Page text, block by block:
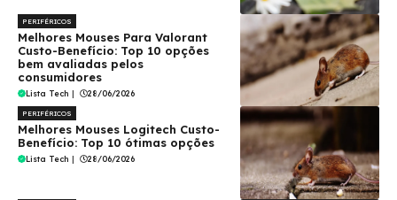
PERIFÉRICOS
Melhores Mouses Para Valorant
Custo-Benefício: Top 10 opções
bem avaliadas pelos
consumidores
Lista Tech | 28/06/2026
PERIFÉRICOS
Melhores Mouses Logitech Custo-
Benefício: Top 10 ótimas opções
Lista Tech | 28/06/2026